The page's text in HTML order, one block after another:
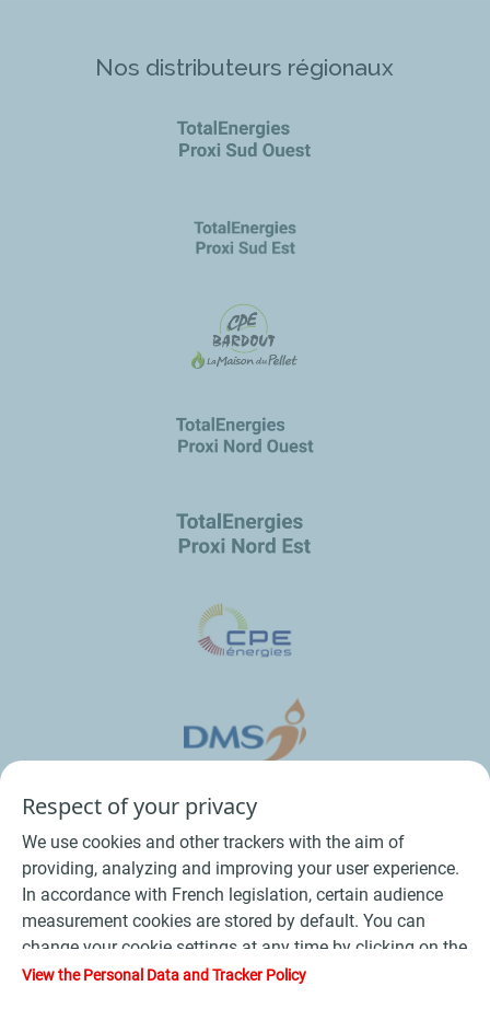
Nos distributeurs régionaux
Conditions Générales de Vente Bois
Respect of your privacy
We use cookies and other trackers with the aim of
providing, analyzing and improving your user experience.
In accordance with French legislation, certain audience
measurement cookies are stored by default. You can
change your cookie settings at any time by clicking on the
"Manage my cookies" button. By clicking on the "Accept"
View the Personal Data and Tracker Policy